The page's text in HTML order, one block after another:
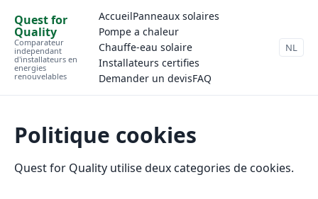
Quest for
Quality
Comparateur
independant
d'installateurs en
energies
renouvelables
AccueilPanneaux solaires
Pompe a chaleur
Chauffe-eau solaire
Installateurs certifies
Demander un devisFAQ
NL
Politique cookies
Quest for Quality utilise deux categories de cookies.